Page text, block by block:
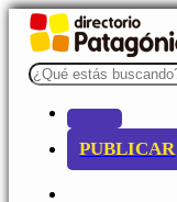
PUBLICAR